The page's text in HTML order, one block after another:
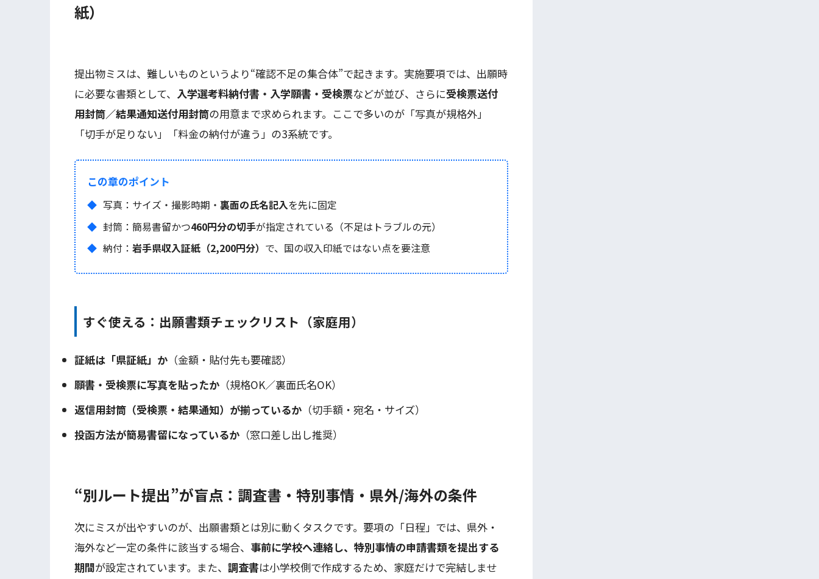
紙）
提出物ミスは、難しいものというより“確認不足の集合体”で起きます。実施要項では、出願時
に必要な書類として、 入学選考料納付書・入学願書・受検票などが並び、さらに受検票送付
用封筒／結果通知送付用封筒の用意まで求められます。ここで多いのが「写真が規格外」
「切手が足りない」「料金の納付が違う」の3系統です。
この章のポイント
写真：サイズ・撮影時期・ 裏面の氏名記入を先に固定
封筒：簡易書留かつ460円分の切手が指定されている（不足はトラブルの元）
納付： 岩手県収入証紙（2,200円分） で、国の収入印紙ではない点を要注意
すぐ使える：出願書類チェックリスト（家庭用）
証紙は「県証紙」か （金額・貼付先も要確認）
願書・受検票に写真を貼ったか （規格OK／裏面氏名OK）
返信用封筒（受検票・結果通知）が揃っているか （切手額・宛名・サイズ）
投函方法が簡易書留になっているか （窓口差し出し推奨）
“別ルート提出”が盲点：調査書・特別事情・県外/海外の条件
次にミスが出やすいのが、出願書類とは別に動くタスクです。要項の「日程」では、県外・
海外など一定の条件に該当する場合、 事前に学校へ連絡し、特別事情の申請書類を提出する
期間が設定されています。また、 調査書は小学校側で作成するため、家庭だけで完結しませ